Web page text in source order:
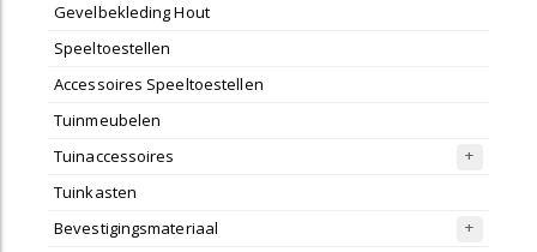
Gevelbekleding Hout
Speeltoestellen
Accessoires Speeltoestellen
Tuinmeubelen
Tuinaccessoires
Tuinkasten
Bevestigingsmateriaal